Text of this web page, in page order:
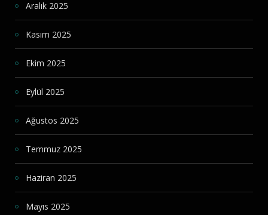
Aralık 2025
Kasım 2025
Ekim 2025
Eylül 2025
Ağustos 2025
Temmuz 2025
Haziran 2025
Mayıs 2025